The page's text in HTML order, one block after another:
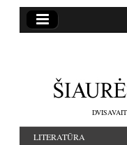
LITERATŪRA